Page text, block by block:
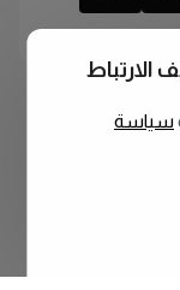
الارتباط
سياسة